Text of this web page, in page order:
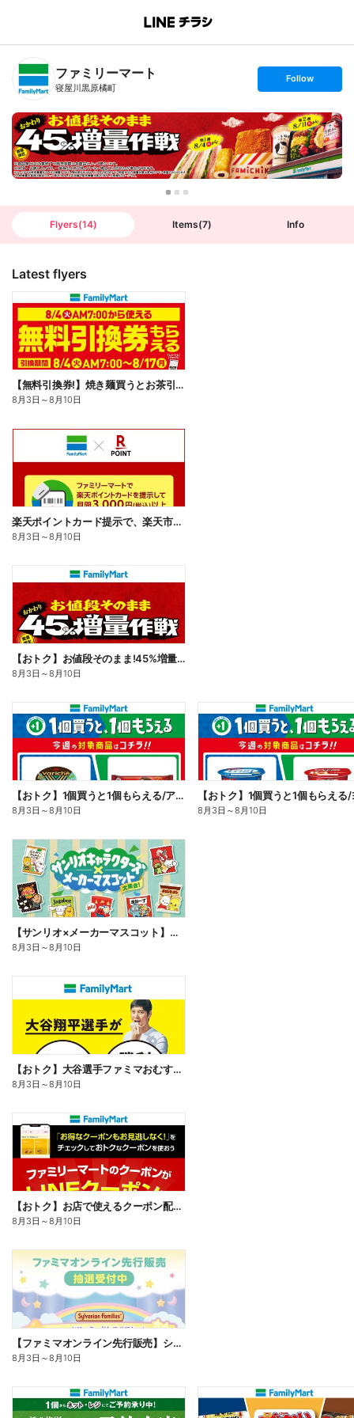
B
n
T
ファミリーマート
寝屋川黒原橘町
s
t
o
l
l
o
w
Follow
Flyers(14) Items(7) Info
Latest flyers
【無料引換券!】焼き麺買うとお茶引換券貰える!
8月3日 ～8月10日
楽天ポイントカード提示で、楽天市場でのお買い物がおトクに!
8月3日 ～8月10日
【おトク】お値段そのまま!45%増量作戦!
8月3日 ～8月10日
【おトク】1個買うと1個もらえる/アイス
8月3日 ～8月10日 8月3日 ～8月10日
【サンリオ×メーカーマスコット】オリジナルグッズ貰える!
8月3日 ～8月10日
【おトク】大谷選手ファミマおむすび割
8月3日 ～8月10日
【おトク】お店で使えるクーポン配信中
8月3日 ～8月10日
【ファミマオンライン先行販売】シルバニアファミリー
8月3日 ～8月10日